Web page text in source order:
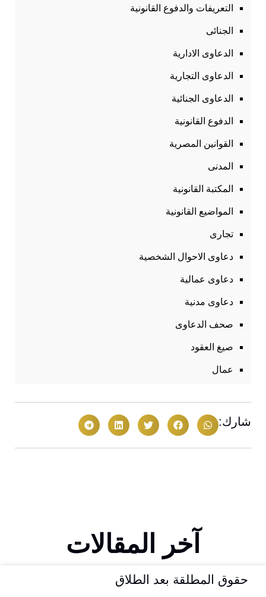
التعريفات والدفوع القانونية
الجنائى
الدعاوى الادارية
الدعاوى التجارية
الدعاوى الجنائية
الدفوع القانونية
القوانين المصرية
المدنى
المكتبة القانونية
المواضيع القانونية
تجارى
دعاوى الاحوال الشخصية
دعاوى عمالية
دعاوى مدنية
صحف الدعاوى
صيغ العقود
عمال
شارك:
آخر المقالات
حقوق المطلقة بعد الطلاق